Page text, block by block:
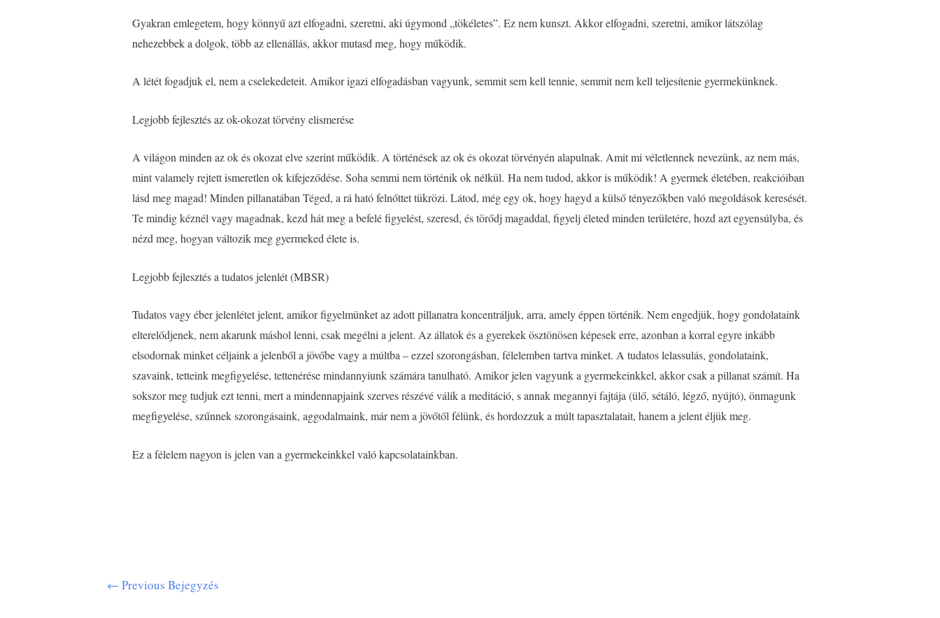
Gyakran emlegetem, hogy könnyű azt elfogadni, szeretni, aki úgymond „tökéletes”. Ez nem kunszt. Akkor elfogadni, szeretni, amikor látszólag
nehezebbek a dolgok, több az ellenállás, akkor mutasd meg, hogy működik.
A létét fogadjuk el, nem a cselekedeteit. Amikor igazi elfogadásban vagyunk, semmit sem kell tennie, semmit nem kell teljesítenie gyermekünknek.
Legjobb fejlesztés az ok-okozat törvény elismerése
A világon minden az ok és okozat elve szerint mű­ködik. A történések az ok és okozat törvényén alapulnak. Amit mi véletlennek nevezünk, az nem más,
mint valamely rejtett ismeretlen ok kifejeződése. Soha semmi nem történik ok nélkül. Ha nem tudod, akkor is működik! A gyermek életében, reakcióiban
lásd meg magad! Minden pillanatában Téged, a rá ható felnőttet tükrözi. Látod, még egy ok, hogy hagyd a külső tényezőkben való megoldások keresését.
Te mindig kéznél vagy magadnak, kezd hát meg a befelé figyelést, szeresd, és törődj magaddal, figyelj életed minden területére, hozd azt egyensúlyba, és
nézd meg, hogyan változik meg gyermeked élete is.
Legjobb fejlesztés a tudatos jelenlét (MBSR)
Tudatos vagy éber jelenlétet jelent, amikor figyelmünket az adott pillanatra koncentráljuk, arra, amely éppen történik. Nem engedjük, hogy gondolataink
elterelődjenek, nem akarunk máshol lenni, csak megélni a jelent. Az állatok és a gyerekek ösztönösen képesek erre, azonban a korral egyre inkább
elsodornak minket céljaink a jelenből a jövőbe vagy a múltba – ezzel szorongásban, félelemben tartva minket. A tudatos lelassulás, gondolataink,
szavaink, tetteink megfigyelése, tettenérése mindannyiunk számára tanulható. Amikor jelen vagyunk a gyermekeinkkel, akkor csak a pillanat számít. Ha
sokszor meg tudjuk ezt tenni, mert a mindennapjaink szerves részévé válik a meditáció, s annak megannyi fajtája (ülő, sétáló, légző, nyújtó), önmagunk
megfigyelése, szűnnek szorongásaink, aggodalmaink, már nem a jövőtől félünk, és hordozzuk a múlt tapasztalatait, hanem a jelent éljük meg.
Ez a félelem nagyon is jelen van a gyermekeinkkel való kapcsolatainkban.
← Previous Bejegyzés